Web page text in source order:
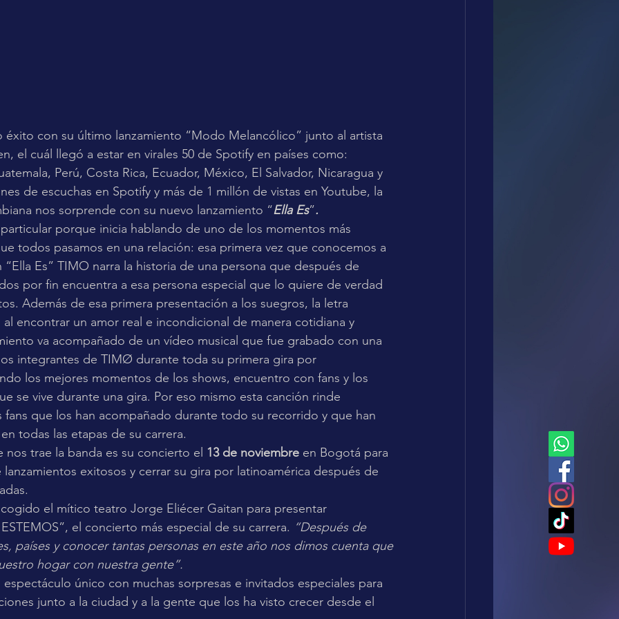
con su último lanzamiento “Modo Melancólico” junto al artista
el cuál llegó a estar en virales 50 de Spotify en países como:
Perú, Costa Rica, Ecuador, México, El Salvador, Nicaragua y
de escuchas en Spotify y más de 1 millón de vistas en Youtube, la
nos sorprende con su nuevo lanzamiento “Ella Es”.
porque inicia hablando de uno de los momentos más
todos pasamos en una relación: esa primera vez que conocemos a
Es” TIMO narra la historia de una persona que después de
por fin encuentra a esa persona especial que lo quiere de verdad
Además de esa primera presentación a los suegros, la letra
encontrar un amor real e incondicional de manera cotidiana y
va acompañado de un vídeo musical que fue grabado con una
integrantes de TIMØ durante toda su primera gira por
los mejores momentos de los shows, encuentro con fans y los
se vive durante una gira. Por eso mismo esta canción rinde
fans que los han acompañado durante todo su recorrido y que han
todas las etapas de su carrera.
trae la banda es su concierto el 13 de noviembre en Bogotá para
exitosos y cerrar su gira por latinoamérica después de
el mítico teatro Jorge Eliécer Gaitan para presentar
el concierto más especial de su carrera. “Después de
países y conocer tantas personas en este año nos dimos cuenta que
hogar con nuestra gente”.
único con muchas sorpresas e invitados especiales para
junto a la ciudad y a la gente que los ha visto crecer desde el